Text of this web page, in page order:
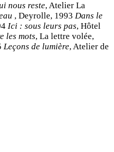
nous reste, Atelier La
, Deyrolle, 1993 Dans le
Ici : sous leurs pas, Hôtel
les mots, La lettre volée,
Leçons de lumière, Atelier de